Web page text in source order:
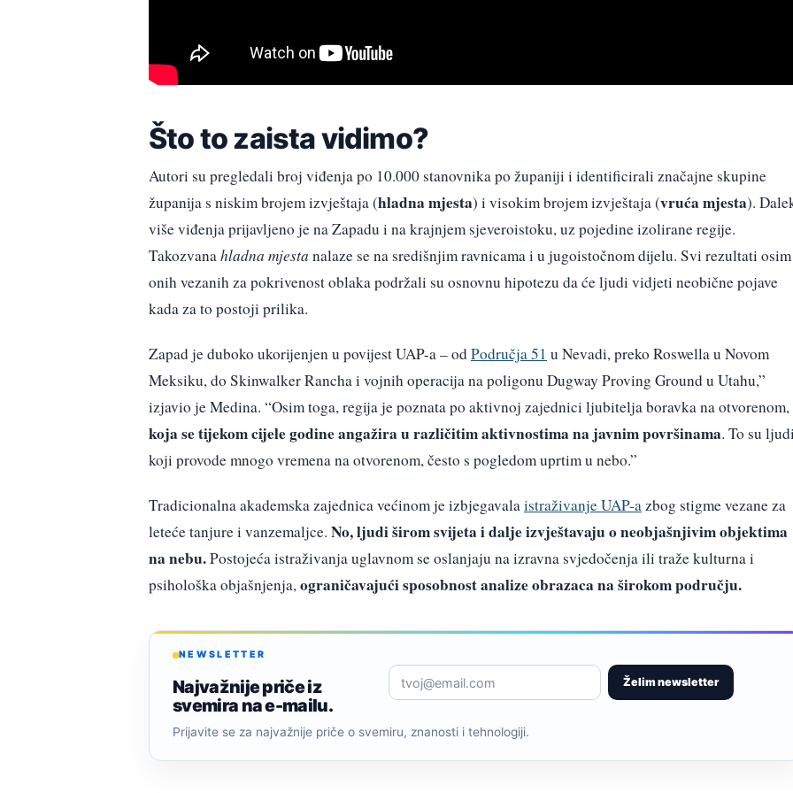
Što to zaista vidimo?
Autori su pregledali broj viđenja po 10.000 stanovnika po županiji i identificirali značajne skupine
županija s niskim brojem izvještaja (hladna mjesta) i visokim brojem izvještaja (vruća mjesta).
više viđenja prijavljeno je na Zapadu i na krajnjem sjeveroistoku, uz pojedine izolirane regije.
Takozvanahladna mjesta nalaze se na središnjim ravnicama i u jugoistočnom dijelu. Svi rezultati osim
onih vezanih za pokrivenost oblaka podržali su osnovnu hipotezu da će ljudi vidjeti neobične pojave
kada za to postoji prilika.
Zapad je duboko ukorijenjen u povijest UAP-a – odPodručja 51 u Nevadi, preko Roswella u Novom
Meksiku, do Skinwalker Rancha i vojnih operacija na poligonu Dugway Proving Ground u Utahu,”
izjavio je Medina. “Osim toga, regija je poznata po aktivnoj zajednici ljubitelja boravka na otvorenom,
koja se tijekom cijele godine angažira u različitim aktivnostima na javnim površinama. To su
koji provode mnogo vremena na otvorenom, često s pogledom uprtim u nebo.”
Tradicionalna akademska zajednica većinom je izbjegavalaistraživanje UAP-azbog stigme vezane za
leteće tanjure i vanzemaljce. No, ljudi širom svijeta i dalje izvještavaju o neobjašnjivim objektima
na nebu.Postojeća istraživanja uglavnom se oslanjaju na izravna svjedočenja ili traže kulturna i
psihološka objašnjenja,ograničavajući sposobnost analize obrazaca na širokom području.
NEWSLETTER
Najvažnije priče iz
svemira na e-mailu.
Želim newsletter
Prijavite se za najvažnije priče o svemiru, znanosti i tehnologiji.